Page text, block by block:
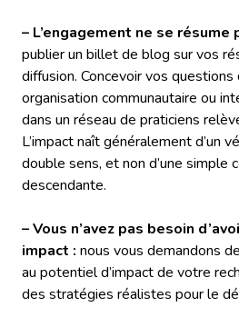
– L’engagement ne se résume
publier un billet de blog sur vos
diffusion. Concevoir vos questions
organisation communautaire ou
dans un réseau de praticiens
L’impact naît généralement d’un
double sens, et non d’une simple
descendante.
– Vous n’avez pas besoin
impact : nous vous demandons
au potentiel d’impact de votre
des stratégies réalistes pour le